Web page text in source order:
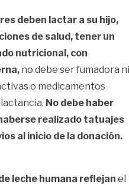
deben lactar a su hijo,
de salud, tener un
nutricional, con
no debe ser fumadora ni
o medicamentos
No debe haber
realizado tatuajes
al inicio de la donación.
leche humana reflejan el